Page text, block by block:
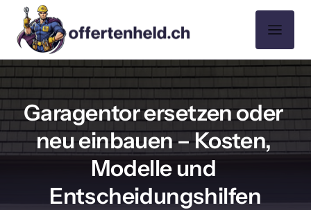
Garagentor ersetzen oder
neu einbauen – Kosten,
Modelle und
Entscheidungshilfen